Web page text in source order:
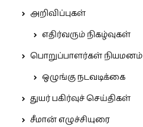
அறிவிப்புகள்
எதிர்வரும் நிகழ்வுகள்
பொறுப்பாளர்கள் நியமனம்
ஒழுங்கு நடவடிக்கை
துயர் பகிர்வுச் செய்திகள்
சீமான் எழுச்சியுரை